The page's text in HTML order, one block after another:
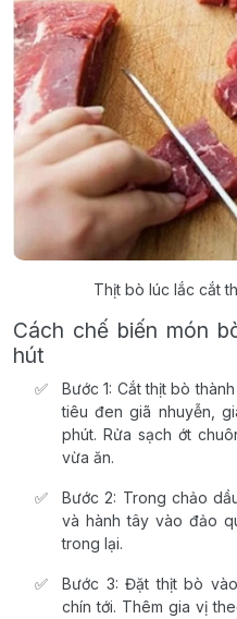
Thịt bò lúc lắc cắt
Cách chế biến món
hút
Bước 1: Cắt thịt bò
tiêu đen giã nhuyễn,
phút. Rửa sạch ớt
vừa ăn.
Bước 2: Trong chảo
và hành tây vào đảo
trong lại.
Bước 3: Đặt thịt bò
chín tới. Thêm gia vị